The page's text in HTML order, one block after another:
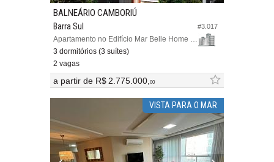
#3.017
BALNEÁRIO CAMBORIÚ
Barra Sul
Apartamento no Edifício Mar Belle Home Residence
3 dormitórios (3 suítes)
2 vagas
a partir de R$ 2.775.000,00
VISTA PARA O MAR